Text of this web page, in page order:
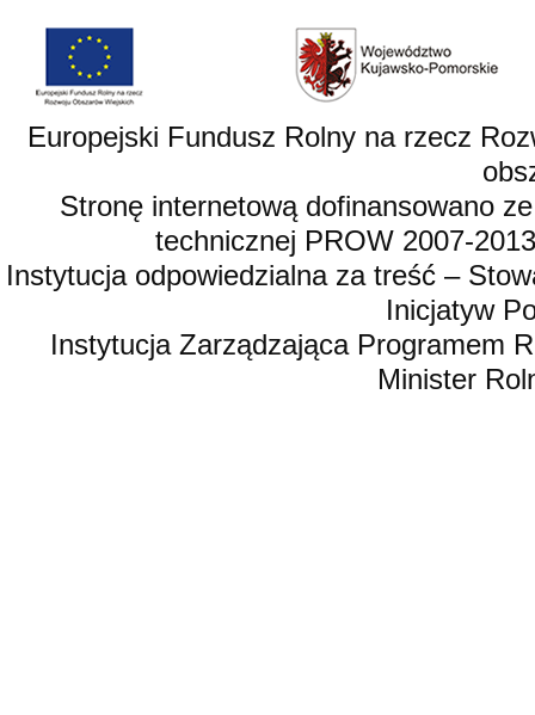
Europejski Fundusz Rolny na rzecz
Stronę internetową dofinansowano
technicznej PROW 2007-
Instytucja odpowiedzialna za treść –
Inicjatyw
Instytucja Zarządzająca Programem
Minister